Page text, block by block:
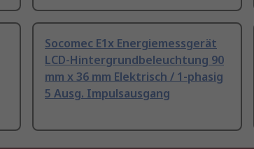
Socomec E1x Energiemessgerät
LCD-Hintergrundbeleuchtung 90
mm x 36 mm Elektrisch / 1-phasig
5 Ausg. Impulsausgang